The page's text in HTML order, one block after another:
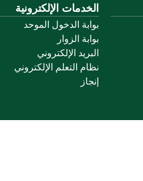
الخدمات الإلكترونية
بوابة الدخول الموحد
بوابة الزوار
البريد الإلكتروني
نظام التعلم الإلكتروني
إنجاز